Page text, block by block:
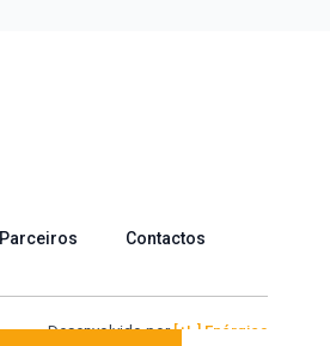
Parceiros Contactos
Desenvolvido por[+|-] Enérgica